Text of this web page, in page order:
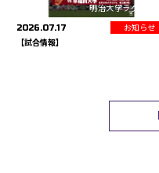
明治大学ラグビー部
2026.07.17
お知らせ
【試合情報】